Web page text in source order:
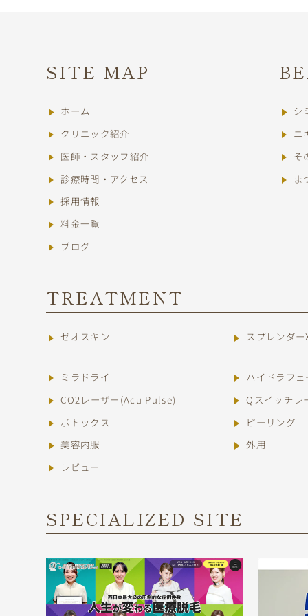
SITE MAP
ホーム
クリニック紹介
医師・スタッフ紹介
診療時間・アクセス
採用情報
料金一覧
ブログ
シ
ニ
そ
ま
TREATMENT
ゼオスキン スプレンダー
ミラドライ
ハイドラフ
CO2レーザー(Acu Pulse)
Qスイッチ
ボトックス
ピーリング
美容内服
外用
レビュー
SPECIALIZED SITE